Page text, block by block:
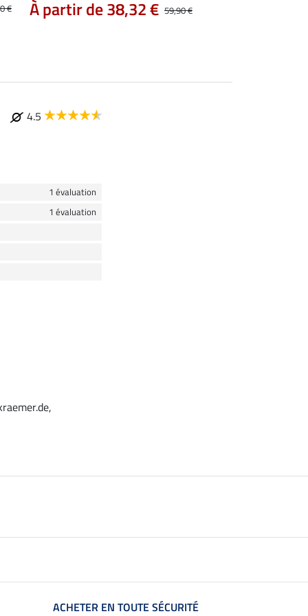
€
59,90 €
À partir de 38,32 €
4.5
1 évaluation
1 évaluation
ACHETER EN TOUTE SÉCURITÉ